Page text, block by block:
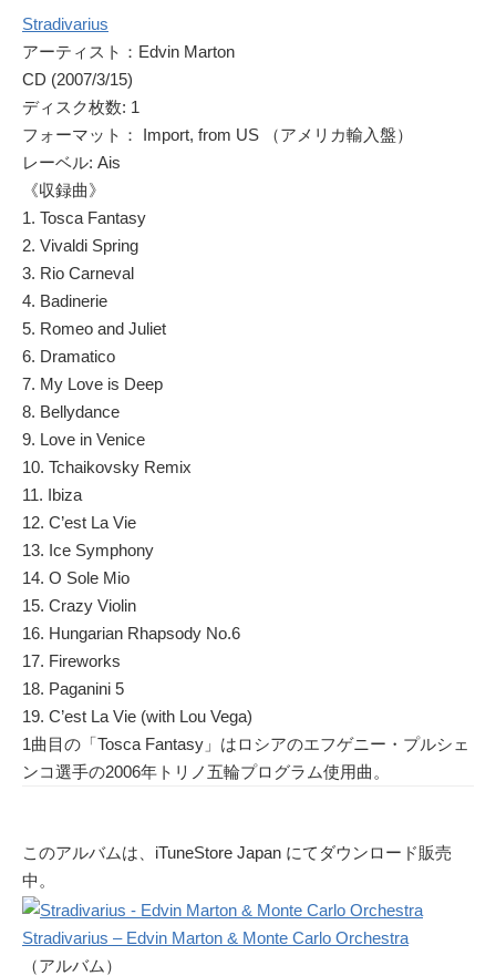
Stradivarius
アーティスト：Edvin Marton
CD (2007/3/15)
ディスク枚数: 1
フォーマット： Import, from US （アメリカ輸入盤）
レーベル: Ais
《収録曲》
1. Tosca Fantasy
2. Vivaldi Spring
3. Rio Carneval
4. Badinerie
5. Romeo and Juliet
6. Dramatico
7. My Love is Deep
8. Bellydance
9. Love in Venice
10. Tchaikovsky Remix
11. Ibiza
12. C’est La Vie
13. Ice Symphony
14. O Sole Mio
15. Crazy Violin
16. Hungarian Rhapsody No.6
17. Fireworks
18. Paganini 5
19. C’est La Vie (with Lou Vega)
1曲目の「Tosca Fantasy」はロシアのエフゲニー・プルシェ
ンコ選手の2006年トリノ五輪プログラム使用曲。
このアルバムは、iTuneStore Japan にてダウンロード販売
中。
Stradivarius – Edvin Marton & Monte Carlo Orchestra
（アルバム）